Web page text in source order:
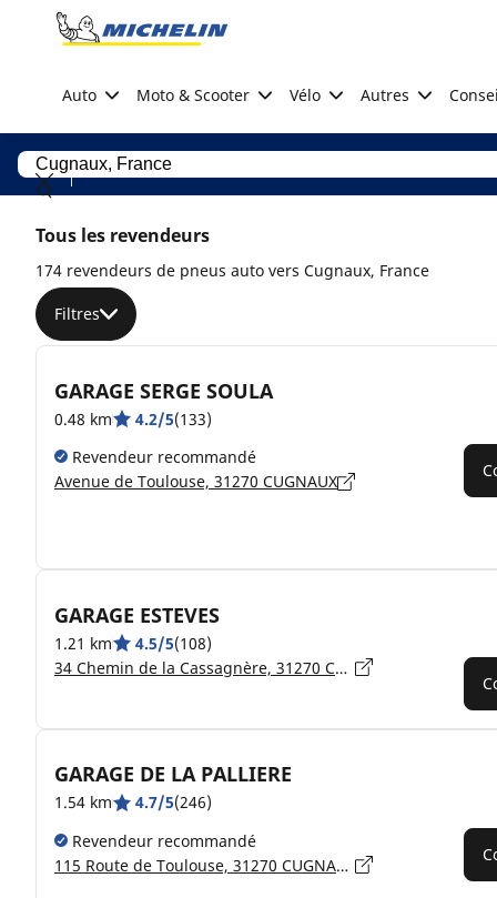
Go to page content
Auto Moto & Scooter Vélo Autres
Tous les revendeurs
174 revendeurs de pneus auto vers Cugnaux, France
Filtres
GARAGE SERGE SOULA
0.48 km 4.2/5(133)
Revendeur recommandé
Avenue de Toulouse, 31270 CUGNAUX
GARAGE ESTEVES
1.21 km 4.5/5(108)
34 Chemin de la Cassagnère, 31270 CUGNAUX
GARAGE DE LA PALLIERE
1.54 km 4.7/5(246)
Revendeur recommandé
115 Route de Toulouse, 31270 CUGNAUX